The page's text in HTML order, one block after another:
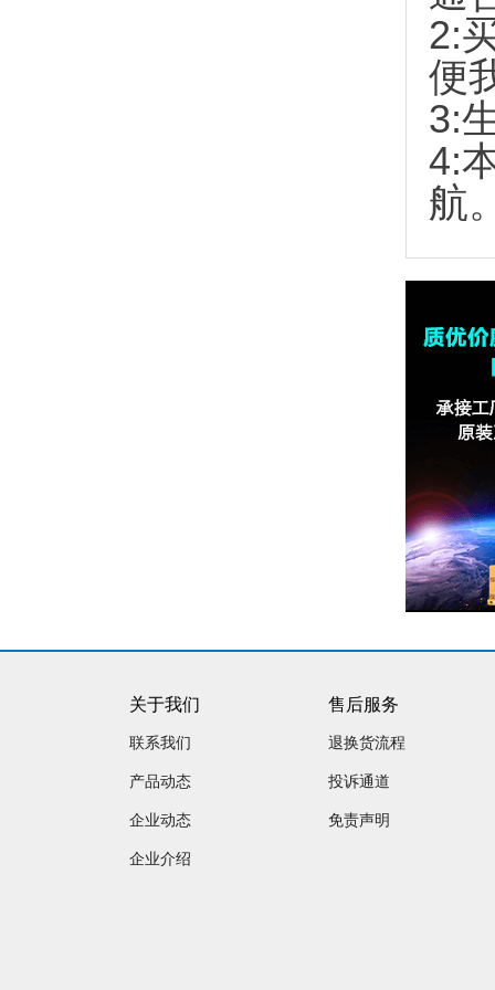
2:
便
3:
4:
航
关于我们
联系我们
产品动态
企业动态
企业介绍
售后服务
退换货流程
投诉通道
免责声明